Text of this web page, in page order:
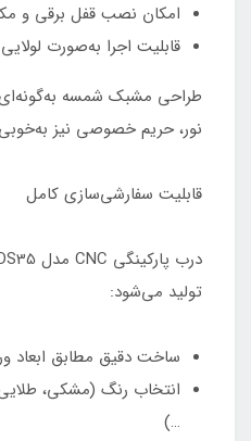
امکان نصب قفل برقی و
قابلیت اجرا به‌صورت
طراحی مشبک شمسه
نور، حریم خصوصی نیز
قابلیت سفارشی‌سازی کامل
تولید می‌شود:
ساخت دقیق مطابق ابعاد
انتخاب رنگ (مشکی،
…)